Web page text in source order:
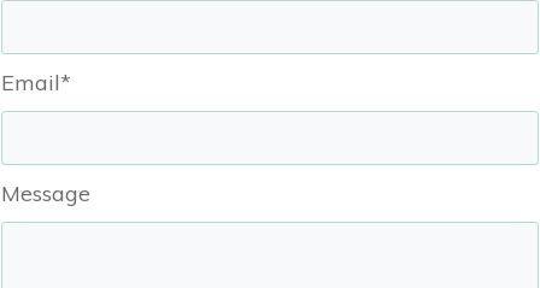
Email*
Message